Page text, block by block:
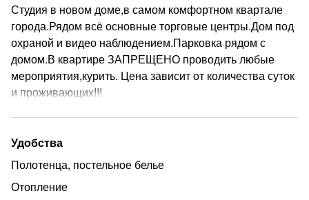
Студия в новом доме,в самом комфортном квартале
города.Рядом всё основные торговые центры.Дом под
охраной и видео наблюдением.Парковка рядом с
домом.В квартире ЗАПРЕЩЕНО проводить любые
мероприятия,курить. Цена зависит от количества суток
и проживающих!!!
Удобства
Полотенца, постельное белье
Отопление